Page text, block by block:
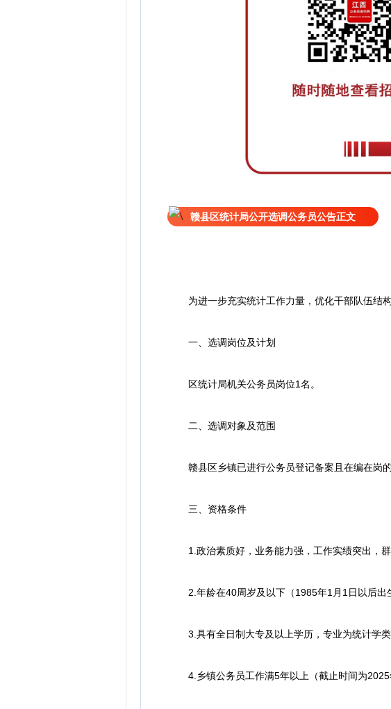
赣县区统计局公开选调公务员公告正文
为进一步充实统计工作力量，优化干部队伍结
一、选调岗位及计划
区统计局机关公务员岗位1名。
二、选调对象及范围
赣县区乡镇已进行公务员登记备案且在编在岗的
三、资格条件
1.政治素质好，业务能力强，工作实绩突出，群
2.年龄在40周岁及以下（1985年1月1日以后出
3.具有全日制大专及以上学历，专业为统计学类
4.乡镇公务员工作满5年以上（截止时间为2025